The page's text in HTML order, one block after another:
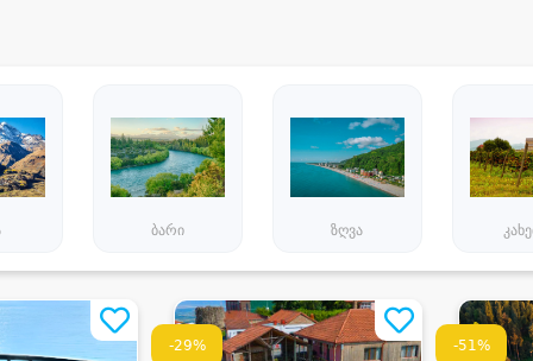
ბარი ზღვა
-29% -51%